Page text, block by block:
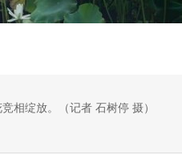
相绽放。（记者 石树停 摄）